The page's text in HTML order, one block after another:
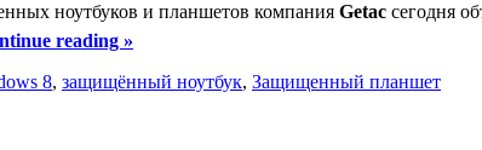
ноутбуков и планшетов компания Getac сегодня
reading »
8, защищённый ноутбук, Защищенный планшет